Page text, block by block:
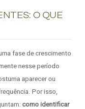
O QUE
fase de crescimento
nesse período
aparecer ou
Por isso,
como identificar